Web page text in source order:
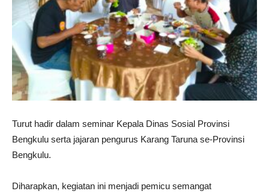
Turut hadir dalam seminar Kepala Dinas Sosial Provinsi
Bengkulu serta jajaran pengurus Karang Taruna se-Provinsi
Bengkulu.
Diharapkan, kegiatan ini menjadi pemicu semangat